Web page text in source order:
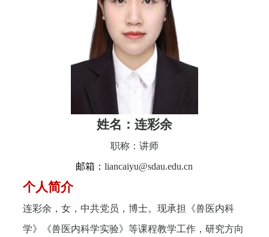
姓名：连彩余
职称：讲师
邮箱：liancaiyu@sdau.edu.cn
个人简介
连彩余，女，中共党员，博士。现承担《兽医内科
学》《兽医内科学实验》等课程教学工作，研究方向